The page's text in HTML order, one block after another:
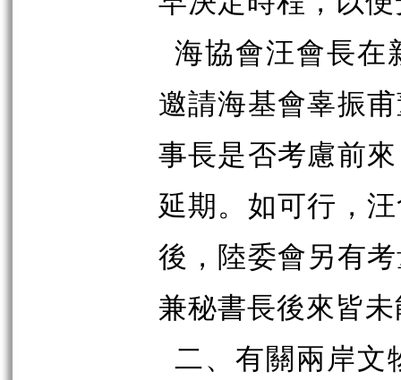
海協會汪會長在
邀請海基會辜振
事長是否考慮前
延期。如可行，
後，陸委會另有
兼秘書長後來皆
二、有關兩岸文